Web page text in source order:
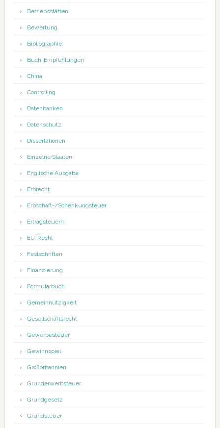
Betriebsstätten
Bewertung
Bibliographie
Buch-Empfehlungen
China
Controlling
Datenbanken
Datenschutz
Dissertationen
Einzelne Staaten
Englische Ausgabe
Erbrecht
Erbschaft-/Schenkungsteuer
Ertragsteuern
EU-Recht
Festschriften
Finanzierung
Formularbuch
Gemeinnützigkeit
Gesellschaftsrecht
Gewerbesteuer
Gewinnspiel
Großbritannien
Grunderwerbsteuer
Grundgesetz
Grundsteuer